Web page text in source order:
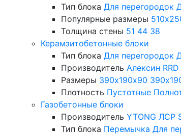
Тип блока Для перегородок
Популярные размеры
Толщина стены 51 44 38
Керамзитобетонные блоки
Тип блока Для перегородок
Производитель Алексин RRD
Размеры 390х190х90
Плотность Пустотные
Газобетонные блоки
Производитель YTONG ЛСР
Тип блока Перемычка Для